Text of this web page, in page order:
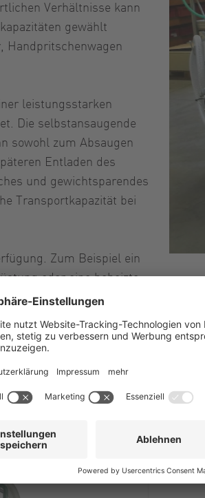
Verhältnisse kann
gewählt
Handpritschenwagen
leistungsstarken
Die selbstansaugende
sowohl zum Absaugen
Entladen des
und gewichtsparendes
Transportkapazität bei
Zum Beispiel ein
oder eine beheizte